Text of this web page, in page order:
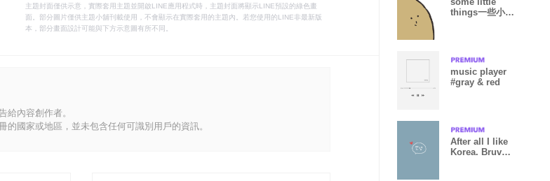
主題封面僅供示意，實際套用主題並開啟LINE應用程式時，主題封面將顯示LINE預設的綠色畫
面。部分圖片僅供主題小舖刊載使用，不會顯示在實際套用的主題內。若您使用的LINE非最新版
本，部分畫面設計可能與下方示意圖有所不同。
給內容創作者。
國家或地區，並未包含任何可識別用戶的資訊。
things一些小東
music player
#gray & red
After all I like
Korea. Bruvet